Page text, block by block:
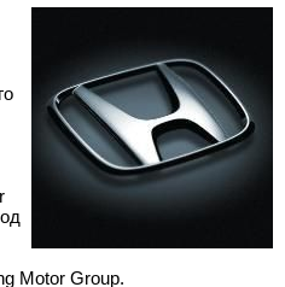
Motor Group.